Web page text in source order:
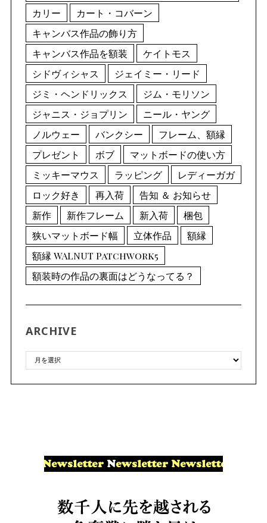
カリー
カート・コバーン
キャンバス作品の飾り方
キャンバス作品を額装
ケイトモス
シドヴィシャス
ジェイミー・リード
ジミ・ヘンドリックス
ジム・モリソン
ジャニス・ジョプリン
ニール・ヤング
ノルウェー
バンクシー
フレーム、額縁
プレゼント
ボブ
マットボードの使い方
ミッキーマウス
ラッピング
レディーガガ
ロック好き
再入荷
告知 ＆ お知らせ
新作
新作フレーム 新入荷
梱包
狭いマットボード幅
立体作品
額縁
額縁 WALNUT Patchwork5
額装時の作品の裏面はどうなってる？
ARCHIVE